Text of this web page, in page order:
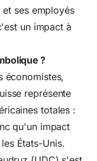
ses employés
un impact à
?
économistes,
représente
totales :
qu'un impact
États-Unis.